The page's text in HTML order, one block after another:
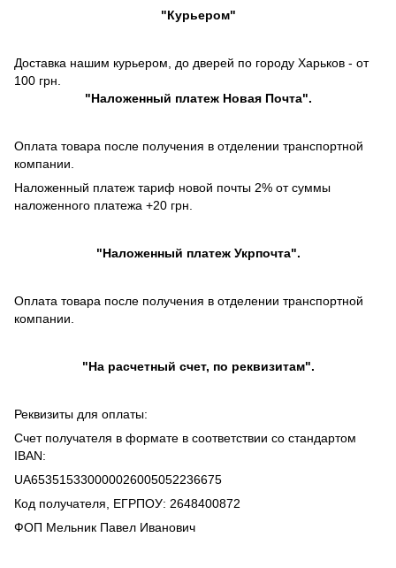
"Курьером"
Доставка нашим курьером, до дверей по городу Харьков - от
100 грн.
"Наложенный платежНовая Почта".
Оплата товара после получения в отделении транспортной
компании.
Наложенный платеж тариф новой почты 2% от суммы
наложенного платежа +20 грн.
"Наложенный платежУкрпочта".
Оплата товара после получения в отделении транспортной
компании.
"На расчетный счет, по реквизитам".
Реквизиты для оплаты:
Счет получателя в формате в соответствии со стандартом
IBAN:
UA653515330000026005052236675
Код получателя, ЕГРПОУ: 2648400872
ФОП Мельник Павел Иванович